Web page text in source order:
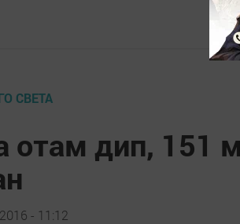
СВЕТА
дип, 151
- 11:12